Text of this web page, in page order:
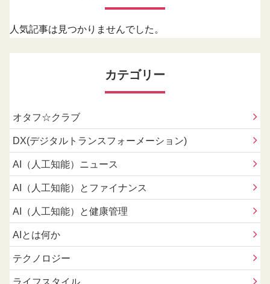
人気記事は見つかりませんでした。
カテゴリー
オタフ☆クラブ
DX(デジタルトランスフォーメーション)
AI（人工知能）ニュース
AI（人工知能）とファイナンス
AI（人工知能）と健康管理
AIとは何か
テクノロジー
ライフスタイル